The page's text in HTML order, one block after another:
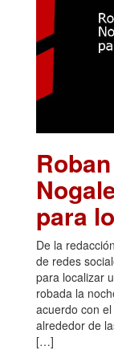
para
De la
de redes
para localizar
robada la
acuerdo con
alrededor de
[…]